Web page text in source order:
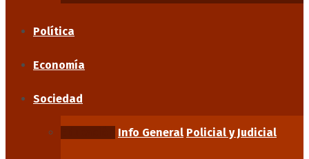
Política
Economía
Sociedad
Info General Policial y Judicial